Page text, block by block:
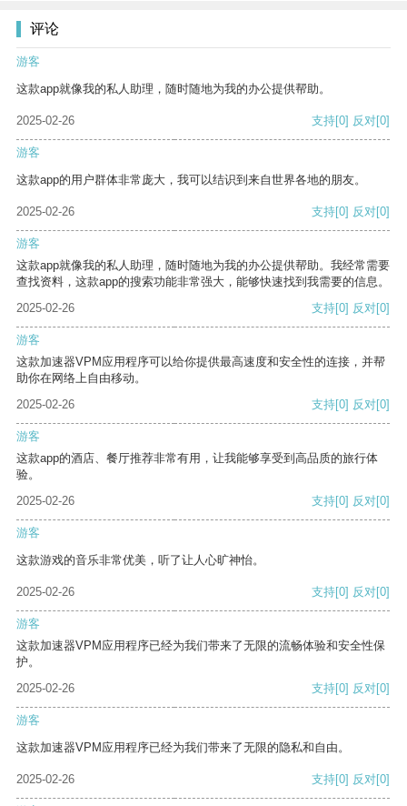
评论
游客
这款app就像我的私人助理，随时随地为我的办公提供帮助。
2025-02-26 支持[0] 反对[0]
游客
这款app的用户群体非常庞大，我可以结识到来自世界各地的朋友。
2025-02-26 支持[0] 反对[0]
游客
这款app就像我的私人助理，随时随地为我的办公提供帮助。我经常需要
查找资料，这款app的搜索功能非常强大，能够快速找到我需要的信息。
2025-02-26
支持[0] 反对[0]
游客
这款加速器VPM应用程序可以给你提供最高速度和安全性的连接，并帮
助你在网络上自由移动。
2025-02-26
支持[0] 反对[0]
游客
这款app的酒店、餐厅推荐非常有用，让我能够享受到高品质的旅行体
验。
2025-02-26
支持[0] 反对[0]
游客
这款游戏的音乐非常优美，听了让人心旷神怡。
2025-02-26 支持[0] 反对[0]
游客
这款加速器VPM应用程序已经为我们带来了无限的流畅体验和安全性保
护。
2025-02-26
支持[0] 反对[0]
游客
这款加速器VPM应用程序已经为我们带来了无限的隐私和自由。
2025-02-26 支持[0] 反对[0]